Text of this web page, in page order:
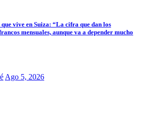
vive en Suiza: “La cifra que dan los
mensuales, aunque va a depender mucho
Ago 5, 2026